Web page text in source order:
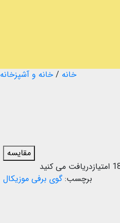
خانه / خانه و آشپزخانه
مقایسه
امتیازدریافت می کنید
برچسب:گوی برفی موزیکال